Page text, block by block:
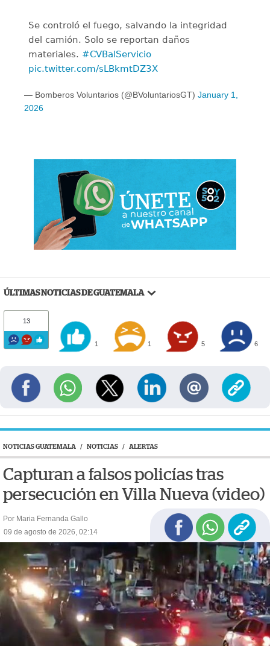
Se controló el fuego, salvando la integridad
del camión. Solo se reportan daños
materiales. #CVBalServicio
pic.twitter.com/sLBkmtDZ3X
— Bomberos Voluntarios (@BVoluntariosGT) January 1,
2026
ÚLTIMAS NOTICIAS DE GUATEMALA
13
1 1 5 6
NOTICIAS GUATEMALA / NOTICIAS / ALERTAS
Capturan a falsos policías tras
persecución en Villa Nueva (video)
Por Maria Fernanda Gallo
09 de agosto de 2026, 02:14